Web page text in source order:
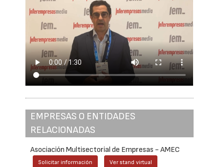
EMPRESAS O ENTIDADES
RELACIONADAS
Asociación Multisectorial de Empresas - AMEC
Solicitar información Ver stand virtual